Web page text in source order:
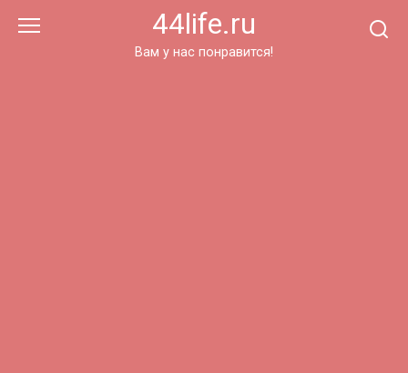
44life.ru
Вам у нас понравится!